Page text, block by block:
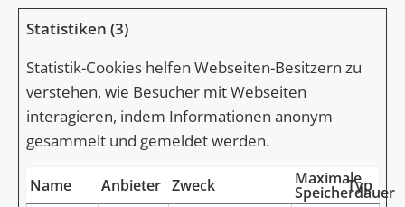
Statistiken (3)
Statistik-Cookies helfen Webseiten-Besitzern zu
verstehen, wie Besucher mit Webseiten
interagieren, indem Informationen anonym
gesammelt und gemeldet werden.
Name Anbieter Zweck Maximale
Speicherdauer
Typ